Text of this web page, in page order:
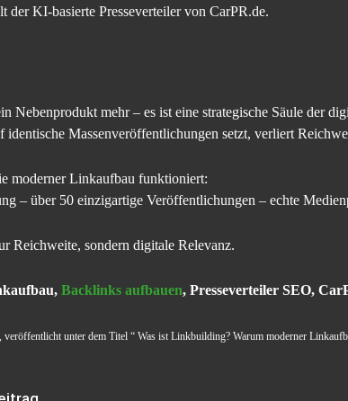
der KI-basierte Presseverteiler von CarPR.de.
Nebenprodukt mehr – es ist eine strategische Säule der
identische Massenveröffentlichungen setzt, verliert
moderner Linkaufbau funktioniert:
– über 50 einzigartige Veröffentlichungen – echte
Reichweite, sondern digitale Relevanz.
Backlinks aufbauen, Presseverteiler SEO,
unter dem Titel “ Was ist Linkbuilding? Warum moderner